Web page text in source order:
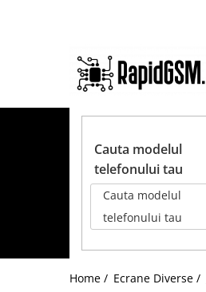
Ecrane Samsung
seria A
tableta
Ecrane iPhone
Cauta modelul
telefonului tau
Cauta modelul
telefonului tau
Home / Ecrane Diverse /